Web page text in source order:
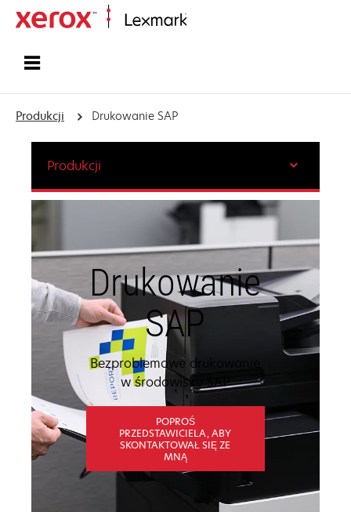
Produkcji Drukowanie SAP
Drukowanie
SAP
Bezproblemowe drukowanie
w środowisku SAP
POPROŚ
PRZEDSTAWICIELA, ABY
SKONTAKTOWAŁ SIĘ ZE
MNĄ
Produkcji